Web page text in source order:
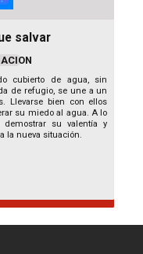
salvar
cubierto de agua, sin
de refugio, se une a un
Llevarse bien con ellos
su miedo al agua. A lo
su valentía y
la nueva situación.